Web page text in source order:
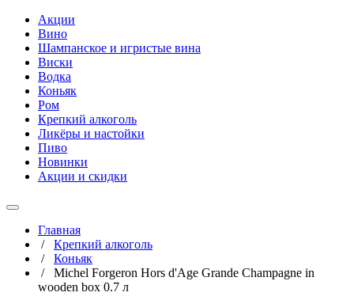
Акции
Вино
Шампанское и игристые вина
Виски
Водка
Коньяк
Ром
Крепкий алкоголь
Ликёры и настойки
Пиво
Новинки
Акции и скидки
Главная
/ Крепкий алкоголь
/ Коньяк
/ Michel Forgeron Hors d'Age Grande Champagne in
wooden box 0.7 л